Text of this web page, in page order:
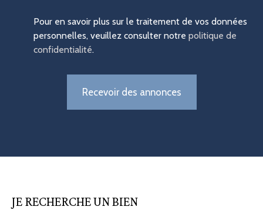
Pour en savoir plus sur le traitement de vos données
personnelles, veuillez consulter notre politique de
confidentialité.
Recevoir des annonces
JE RECHERCHE UN BIEN